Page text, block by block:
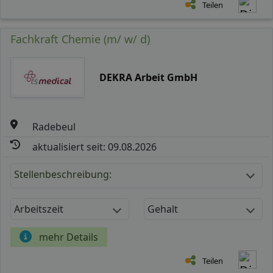
Teilen
Fachkraft Chemie (m/ w/ d)
DEKRA Arbeit GmbH
Radebeul
aktualisiert seit: 09.08.2026
Stellenbeschreibung:
Arbeitszeit Gehalt
mehr Details
Teilen